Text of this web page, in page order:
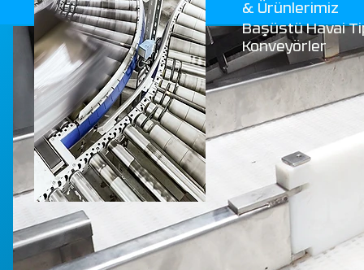
& Ürünlerimiz
Başüstü Havai
Konveyörler